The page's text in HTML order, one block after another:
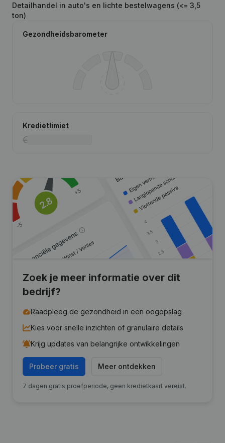
Detailhandel in auto's en lichte bestelwagens (<= 3,5
ton)
Gezondheidsbarometer
Kredietlimiet
Zoek je meer informatie over dit
bedrijf?
Raadpleeg de gezondheid in een oogopslag
Kies voor snelle inzichten of granulaire details
Krijg updates van belangrijke ontwikkelingen
Probeer gratis Meer ontdekken
7 dagen gratis proefperiode, geen kredietkaart vereist.